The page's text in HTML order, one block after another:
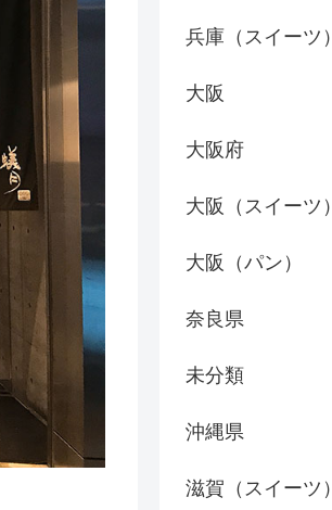
兵庫（スイーツ）
大阪
大阪府
大阪（スイーツ）
大阪（パン）
奈良県
未分類
沖縄県
滋賀（スイーツ）